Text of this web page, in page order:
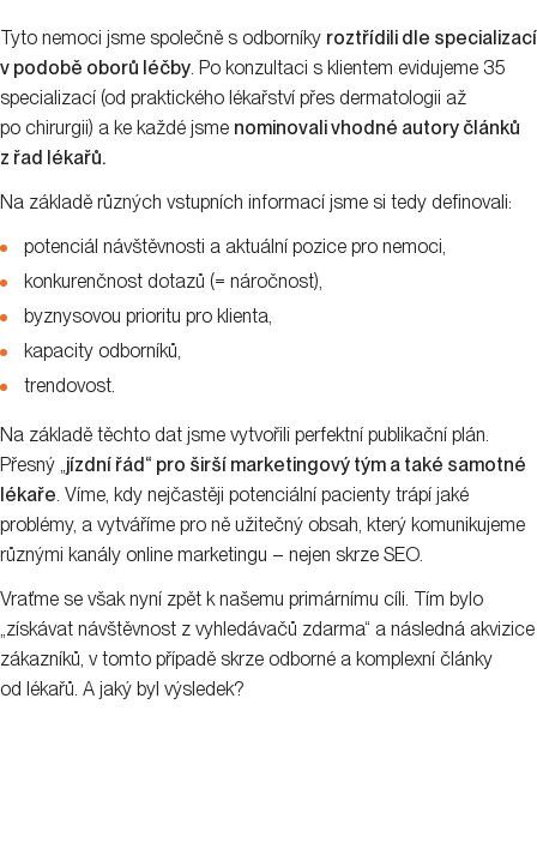
Tyto nemoci jsme společně s odborníky roztřídili dle specializací
v podobě oborů léčby. Po konzultaci s klientem evidujeme 35
specializací (od praktického lékařství přes dermatologii až
po chirurgii) a ke každé jsme nominovali vhodné autory článků
z řad lékařů.
Na základě různých vstupních informací jsme si tedy definovali:
potenciál návštěvnosti a aktuální pozice pro nemoci,
konkurenčnost dotazů (= náročnost),
byznysovou prioritu pro klienta,
kapacity odborníků,
trendovost.
Na základě těchto dat jsme vytvořili perfektní publikační plán.
Přesný „jízdní řád“ pro širší marketingový tým a také samotné
lékaře. Víme, kdy nejčastěji potenciální pacienty trápí jaké
problémy, a vytváříme pro ně užitečný obsah, který komunikujeme
různými kanály online marketingu – nejen skrze SEO.
Vraťme se však nyní zpět k našemu primárnímu cíli. Tím bylo
„získávat návštěvnost z vyhledávačů zdarma“ a následná akvizice
zákazníků, v tomto případě skrze odborné a komplexní články
od lékařů. A jaký byl výsledek?